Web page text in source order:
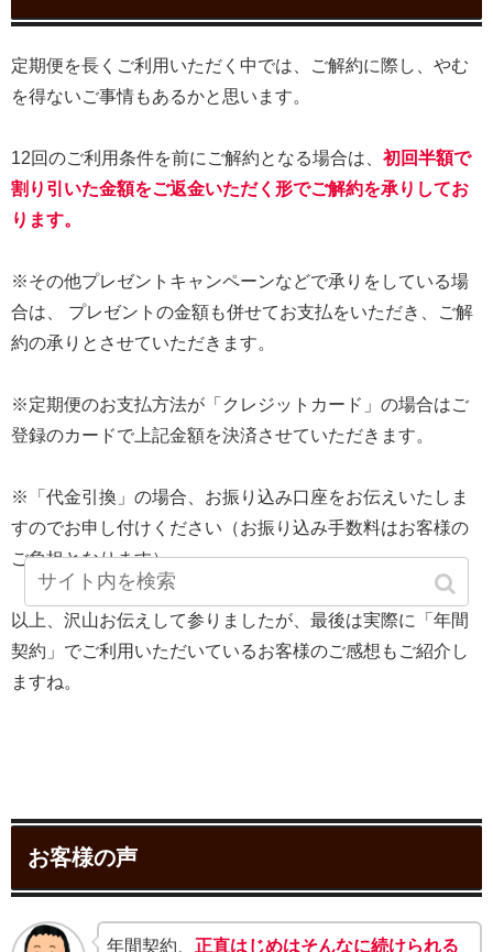
定期便を長くご利用いただく中では、ご解約に際し、やむ
を得ないご事情もあるかと思います。
12回のご利用条件を前にご解約となる場合は、 初回半額で
割り引いた金額をご返金いただく形でご解約を承りしてお
ります。
※その他プレゼントキャンペーンなどで承りをしている場
合は、 プレゼントの金額も併せてお支払をいただき、ご解
約の承りとさせていただきます。
※定期便のお支払方法が「クレジットカード」の場合はご
登録のカードで上記金額を決済させていただきます。
※「代金引換」の場合、お振り込み口座をお伝えいたしま
すのでお申し付けください（お振り込み手数料はお客様の
ご負担となります）
以上、沢山お伝えして参りましたが、最後は実際に「年間
契約」でご利用いただいているお客様のご感想もご紹介し
ますね。
お客様の声
年間契約、 正直はじめはそんなに続けられる